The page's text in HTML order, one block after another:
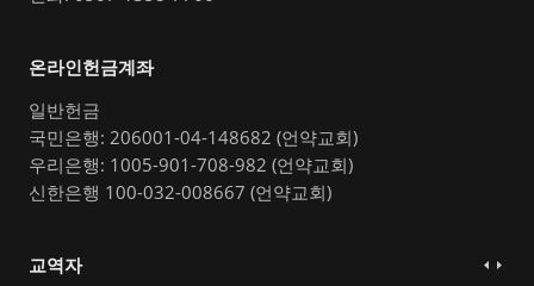
온라인헌금계좌
일반헌금
국민은행: 206001-04-148682 (언약교회)
우리은행: 1005-901-708-982 (언약교회)
신한은행 100-032-008667 (언약교회)
교역자